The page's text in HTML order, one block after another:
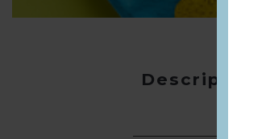
Description